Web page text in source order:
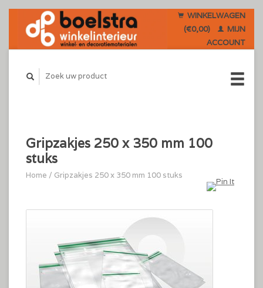
WINKELWAGEN
(€0,00)
MIJN
ACCOUNT
Gripzakjes 250 x 350 mm 100
stuks
Home / Gripzakjes 250 x 350 mm 100 stuks